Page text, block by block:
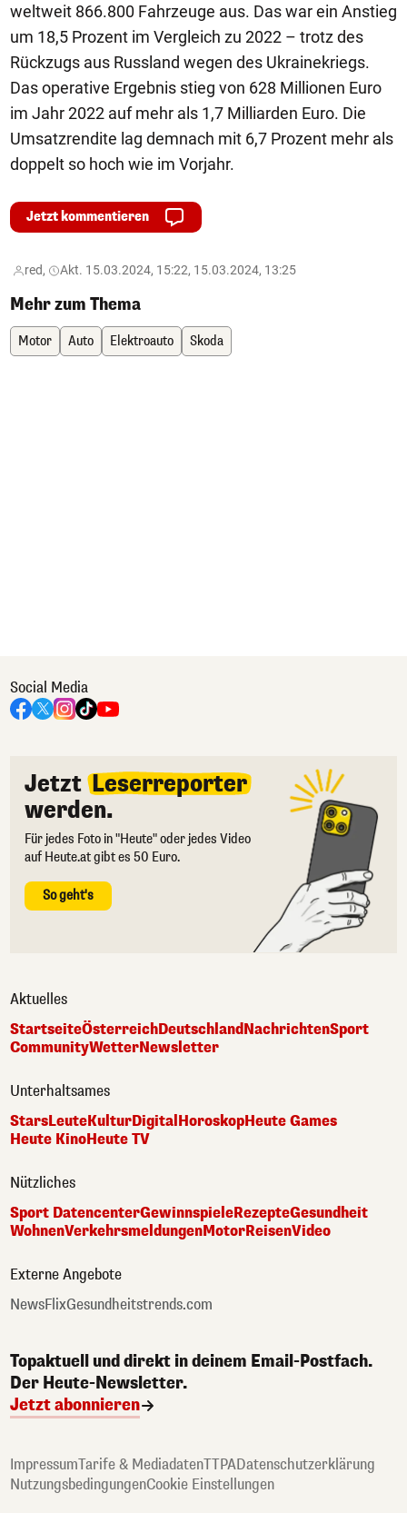
weltweit 866.800 Fahrzeuge aus. Das war ein Anstieg
um 18,5 Prozent im Vergleich zu 2022 – trotz des
Rückzugs aus Russland wegen des Ukrainekriegs.
Das operative Ergebnis stieg von 628 Millionen Euro
im Jahr 2022 auf mehr als 1,7 Milliarden Euro. Die
Umsatzrendite lag demnach mit 6,7 Prozent mehr als
doppelt so hoch wie im Vorjahr.
Jetzt kommentieren
red, Akt. 15.03.2024, 15:22, 15.03.2024, 13:25
Mehr zum Thema
Motor Auto Elektroauto Skoda
Social Media
Jetzt Leserreporter
werden.
Für jedes Foto in "Heute" oder jedes Video
auf Heute.at gibt es 50 Euro.
So geht's
Aktuelles
StartseiteÖsterreichDeutschlandNachrichtenSport
CommunityWetterNewsletter
Unterhaltsames
StarsLeuteKulturDigital HoroskopHeute Games
Heute KinoHeute TV
Nützliches
Sport DatencenterGewinnspieleRezepteGesundheit
WohnenVerkehrsmeldungenMotorReisenVideo
Externe Angebote
NewsFlixGesundheitstrends.com
Topaktuell und direkt in deinem Email-Postfach.
Der Heute-Newsletter.
Jetzt abonnieren
ImpressumTarife & MediadatenTTPADatenschutzerklärung
NutzungsbedingungenCookie Einstellungen